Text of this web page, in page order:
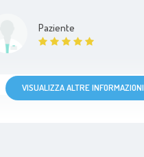
Paziente
VISUALIZZA ALTRE INFORMAZIONI